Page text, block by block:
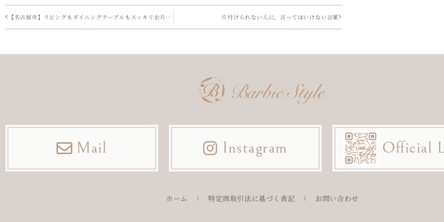
【名古屋市】リビングもダイニングテーブルもスッキリお片付け 片付けられない人に、言ってはいけない言葉
Mail Instagram Official
ホーム 特定商取引法に基づく表記 お問い合わせ